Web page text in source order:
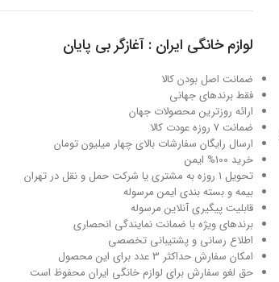
لوازم خانگی ایران : آغازگر بی پایان
ضمانت اصل بودن کالا
فقط برندهای جهانی
ارائه روزترین محصولات جهان
ضمانت 7 روزه عودت کالا
ارسال رایگان سفارشات بالای چهار میلیون تومان
خرید 100% ایمن
تحویل ۱ روزه به مشتری یا شرکت حمل و نقل در تهران
بیمه و بسته بندی ایمن مرسوله
قابلیت پیگیری آنلاین مرسوله
برندهای ویژه با ضمانت نمایندگی انحصاری
اطلاع رسانی و پشتیبانی تخصصی
امکان سفارش حداکثر 3 عدد برای این محصول
حق لغو سفارش برای لوازم خانگی ایران محفوظ است